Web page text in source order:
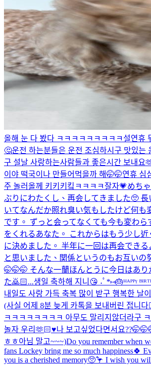
올해 눈 다 봤다 ㅋㅋㅋㅋㅋㅋㅋㅋㅋ 설연휴
🤔운전 하는분들은 운전 조심하시구 맛있는
구 설날 사랑하는사람들과 좋은시간 보내요
이야 떡국이나 만들어먹을까 해🤭🤭연휴 심
주 놀러올께 키키키킼ㅋㅋㅋㅋ잘자💗めち
ぶりにわたくし、再会してきました🥺
いてなんだか照れ臭い気もしたけど何も
です。 ずっと会ってなくても今も変わら
をくれるあなた。 これからはもう少し
に決めました。 半年に一回は再会できる
と思いました、関係というのもお互いの
🤭🤭🤭 そんな一蘭ほんとうに今日はあ
た🙇🏻...생일 축하해 지니😘 ˖ﾟ*⑅🎂ᴴᴬᴾᴾᵞ
내일도 사랑 가득 축복 많이 받구 행복한 날
(사실 어제 8분 늦게 카톡을 보내버린 접니다
ㅋㅋㅋㅋㅋㅋㅋㅋ 아무도 말리지않더라구
놀자 우리🫶🏻♥️나 보고싶었다면서요
ㅎㅎ아님 말고~~~)Do you remember when
fans Lockey bring me so much happiness🍀
you is a cherished memory🥺🦩 I wish you